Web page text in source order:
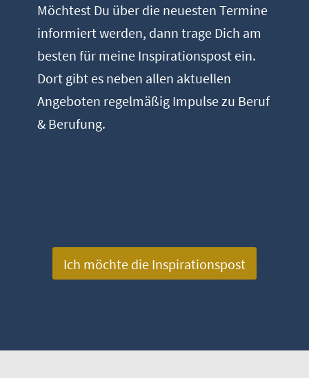
Möchtest Du über die neuesten Termine
informiert werden, dann trage Dich am
besten für meine Inspirationspost ein.
Dort gibt es neben allen aktuellen
Angeboten regelmäßig Impulse zu Beruf
& Berufung.
Ich möchte die Inspirationspost